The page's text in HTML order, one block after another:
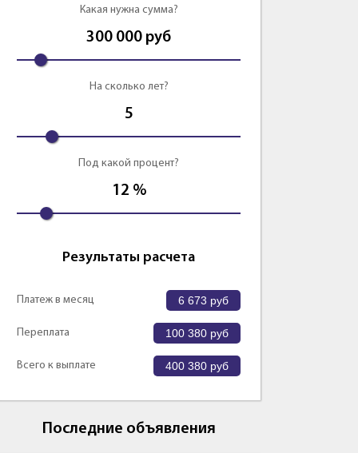
Какая нужна сумма?
300 000 руб
На сколько лет?
5
Под какой процент?
12 %
Результаты расчета
Платеж в месяц 6 673 руб
Переплата 100 380 руб
Всего к выплате 400 380 руб
Последние объявления